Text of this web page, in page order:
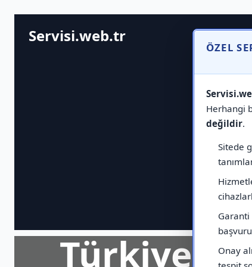
ÖZEL
Herhangi
değildir.
Sitede
Onay
Servisi.web.tr
Türkiye